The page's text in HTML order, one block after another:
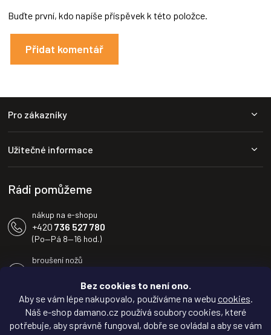
Bez cookies to není ono.
Aby se vám lépe nakupovalo, používáme na webu cookies.
Náš e-shop damano.cz používá soubory cookies, které
potřebuje, aby správně fungoval, dobře se ovládal a aby se vám
Buďte první, kdo napíše příspěvek k této položce.
Přidat komentář
Pro zákazníky
Užitečné informace
Rádi pomůžeme
nákup na e-shopu
+420 736 527 780
(Po—Pá 8—16 hod.)
broušení nožů
(Po—Pá 8—16 hod.)
info@damano.cz